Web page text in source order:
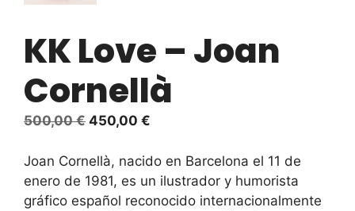
KK Love – Joan
Cornellà
500,00€ El
original
era:
500,00 €.
450,00 €
actual
es:
450,00 €.
Joan Cornellà, nacido en Barcelona el 11 de
enero de 1981, es un ilustrador y humorista
gráfico español reconocido internacionalmente